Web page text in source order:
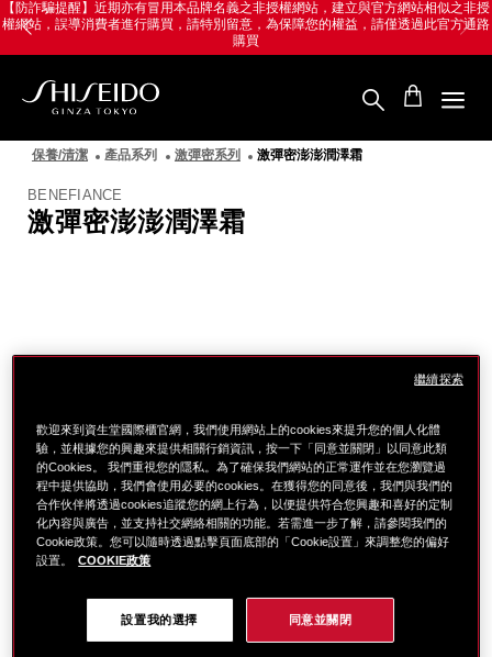
跳
至
Skip
to
【防詐騙提醒】近期亦有冒用本品牌名義之非授權網站，建立與官方網站相似之非授
權網站，誤導消費者進行購買，請特別留意，為保障您的權益，請僅透過此官方通路
購買
資
生
國
際
櫃
保養/清潔 產品系列 激彈密系列 激彈密澎澎潤澤霜
BENEFIANCE
激彈密澎澎潤澤霜
歡迎來到資生堂國際櫃官網，我們使用網站上的cookies來提升您的個人化體
驗，並根據您的興趣來提供相關行銷資訊，按一下「同意並關閉」以同意此類
的Cookies。 我們重視您的隱私。為了確保我們網站的正常運作並在您瀏覽過
程中提供協助，我們會使用必要的cookies。在獲得您的同意後，我們與我們的
合作伙伴將透過cookies追蹤您的網上行為，以便提供符合您興趣和喜好的定制
化內容與廣告，並支持社交網絡相關的功能。若需進一步了解，請參閱我們的
Cookie政策。您可以隨時透過點擊頁面底部的「Cookie設置」來調整您的偏好
設置。 COOKIE政策
設置我的選擇 同意並關閉
繼續探索